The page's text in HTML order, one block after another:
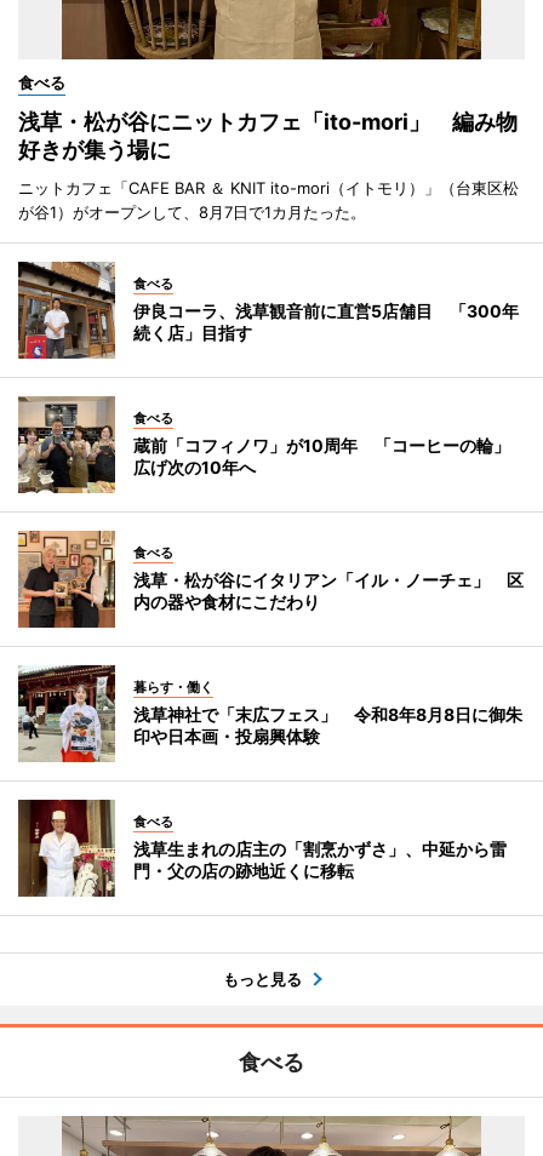
食べる
浅草・松が谷にニットカフェ「ito-mori」 編み物
好きが集う場に
ニットカフェ「CAFE BAR ＆ KNIT ito-mori（イトモリ）」（台東区松
が谷1）がオープンして、8月7日で1カ月たった。
食べる
伊良コーラ、浅草観音前に直営5店舗目 「300年
続く店」目指す
食べる
蔵前「コフィノワ」が10周年 「コーヒーの輪」
広げ次の10年へ
食べる
浅草・松が谷にイタリアン「イル・ノーチェ」 区
内の器や食材にこだわり
暮らす・働く
浅草神社で「末広フェス」 令和8年8月8日に御朱
印や日本画・投扇興体験
食べる
浅草生まれの店主の「割烹かずさ」、中延から雷
門・父の店の跡地近くに移転
もっと見る
食べる